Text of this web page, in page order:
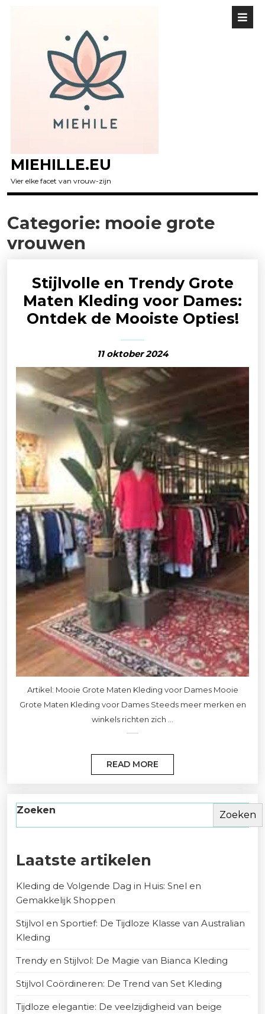
MIEHILLE.EU
Vier elke facet van vrouw-zijn
Categorie: mooie grote
vrouwen
Stijlvolle en Trendy Grote
Maten Kleding voor Dames:
Ontdek de Mooiste Opties!
11 oktober 2024
Artikel: Mooie Grote Maten Kleding voor Dames Mooie
Grote Maten Kleding voor Dames Steeds meer merken en
winkels richten zich ...
READ MORE
Zoeken Zoeken
Laatste artikelen
Kleding de Volgende Dag in Huis: Snel en
Gemakkelijk Shoppen
Stijlvol en Sportief: De Tijdloze Klasse van Australian
Kleding
Trendy en Stijlvol: De Magie van Bianca Kleding
Stijlvol Coördineren: De Trend van Set Kleding
Tijdloze elegantie: De veelzijdigheid van beige